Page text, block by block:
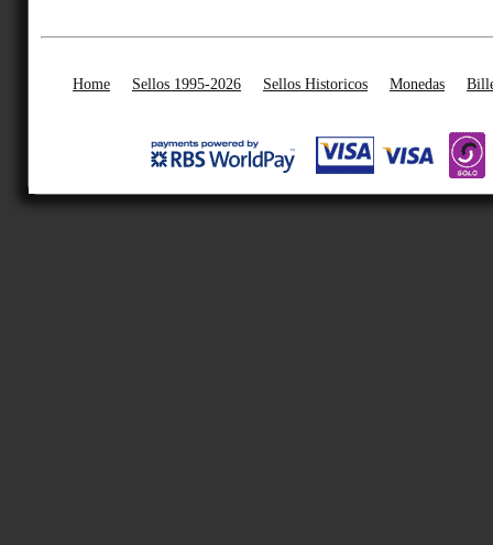
Home Sellos 1995-2026 Sellos Historicos Monedas